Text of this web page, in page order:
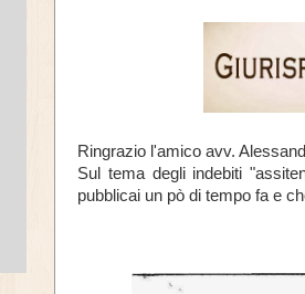
Ringrazio l'amico avv.
Sul tema degli indebiti
pubblicai un pò di tempo fa e